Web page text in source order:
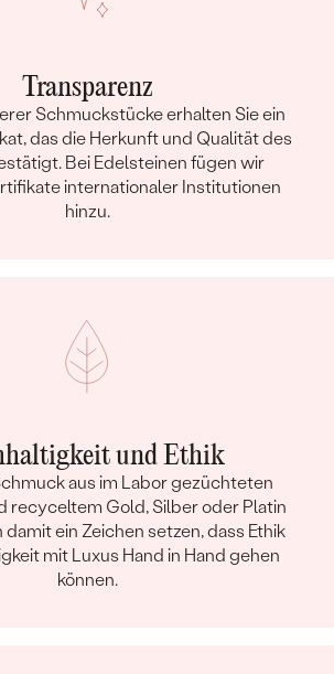
Transparenz
Schmuckstücke erhalten Sie ein
das die Herkunft und Qualität des
Bei Edelsteinen fügen wir
internationaler Institutionen
hinzu.
und Ethik
aus im Labor gezüchteten
recyceltem Gold, Silber oder Platin
damit ein Zeichen setzen, dass Ethik
mit Luxus Hand in Hand gehen
können.